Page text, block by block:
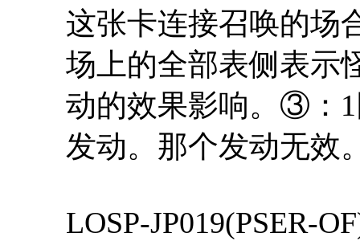
这张卡连接召唤的场
场上的全部表侧表示
动的效果影响。③：1
发动。那个发动无效
LOSP-JP019(PSER-